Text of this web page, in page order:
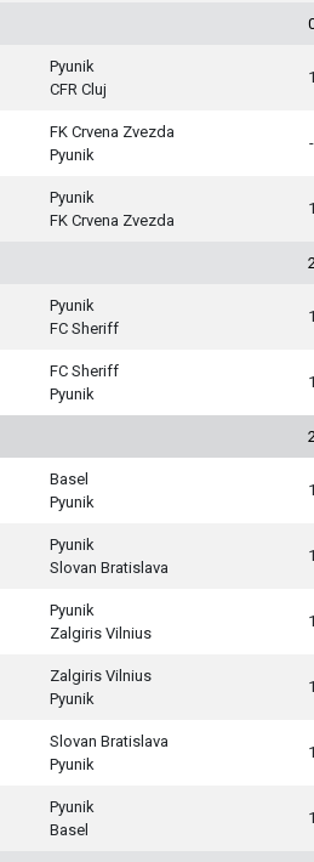
Pyunik
CFR Cluj
FK Crvena Zvezda
Pyunik
-
Pyunik
FK Crvena Zvezda
Pyunik
FC Sheriff
FC Sheriff
Pyunik
Basel
Pyunik
Pyunik
Slovan Bratislava
Pyunik
Zalgiris Vilnius
Zalgiris Vilnius
Pyunik
Slovan Bratislava
Pyunik
Pyunik
Basel